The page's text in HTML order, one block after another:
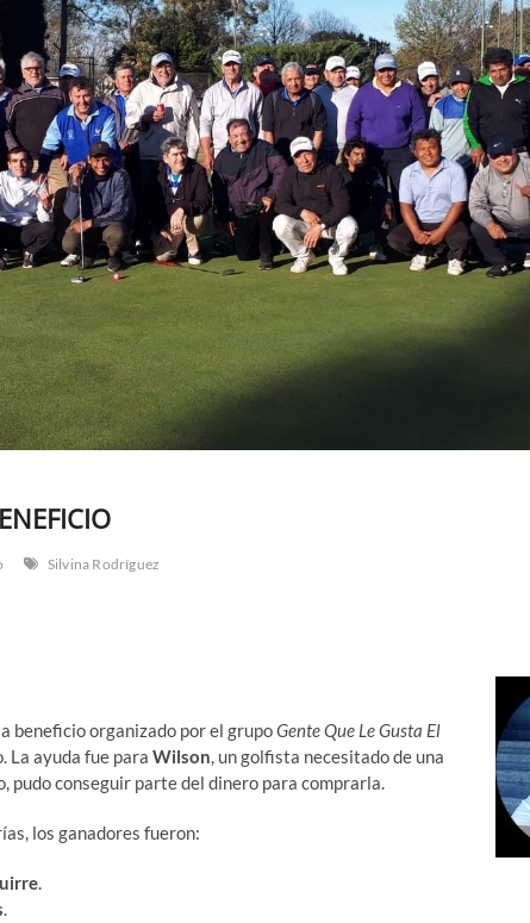
Silvina Rodríguez
beneficio organizado por el grupoGente Que Le Gusta El
La ayuda fue para Wilson, un golfista necesitado de una
pudo conseguir parte del dinero para comprarla.
los ganadores fueron:
.
.